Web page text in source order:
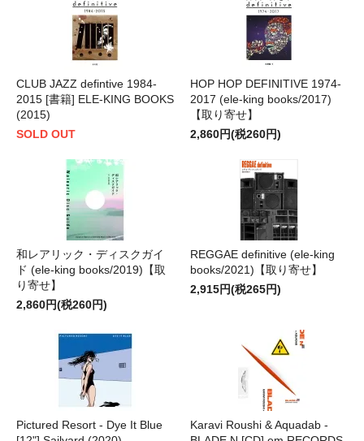
CLUB JAZZ defintive 1984-
2015 [書籍] ELE-KING BOOKS
(2015)
SOLD OUT
HOP HOP DEFINITIVE 1974-
2017 (ele-king books/2017)
【取り寄せ】
2,860円(税260円)
和レアリック・ディスクガイ
ド (ele-king books/2019)【取
り寄せ】
2,860円(税260円)
REGGAE definitive (ele-king
books/2021)【取り寄せ】
2,915円(税265円)
Pictured Resort - Dye It Blue
Karavi Roushi & Aquadab -